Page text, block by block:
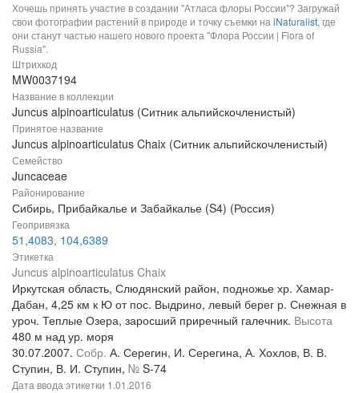
Хочешь принять участие в создании "Атласа флоры России"? Загружай
свои фотографии растений в природе и точку съемки на iNaturalist, где
они станут частью нашего нового проекта "Флора России | Flora of
Russia".
Штрихкод
MW0037194
Название в коллекции
Juncus alpinoarticulatus (Ситник альпийскочленистый)
Принятое название
Juncus alpinoarticulatus Chaix (Ситник альпийскочленистый)
Семейство
Juncaceae
Районирование
Сибирь, Прибайкалье и Забайкалье (S4) (Россия)
Геопривязка
51,4083, 104,6389
Этикетка
Juncus alpinoarticulatus Chaix
Иркутская область, Слюдянский район, подножье хр. Хамар-
Дабан, 4,25 км к Ю от пос. Выдрино, левый берег р. Снежная в
уроч. Теплые Озера, заросший приречный галечник. Высота
480 м над ур. моря
30.07.2007. Собр. А. Серегин, И. Серегина, А. Хохлов, В. В.
Ступин, В. И. Ступин, № S-74
Дата ввода этикетки 1.01.2016